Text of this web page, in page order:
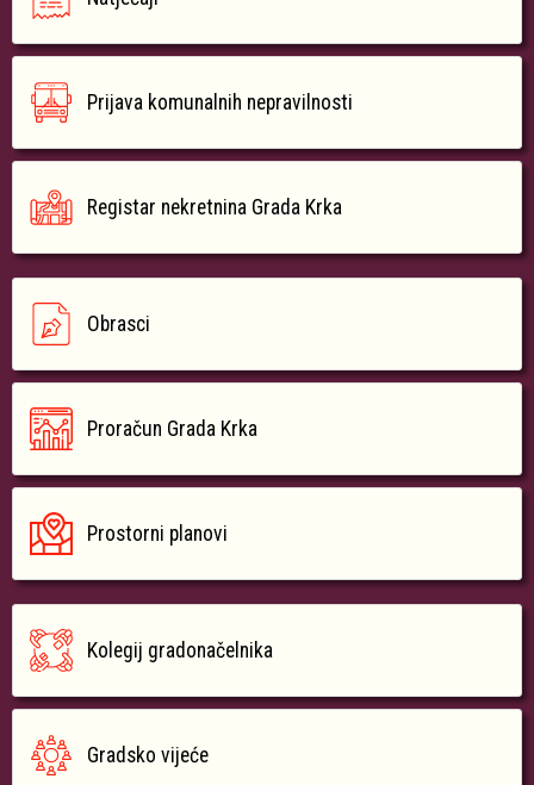
Prijava komunalnih nepravilnosti
Registar nekretnina Grada Krka
Obrasci
Proračun Grada Krka
Prostorni planovi
Kolegij gradonačelnika
Gradsko vijeće